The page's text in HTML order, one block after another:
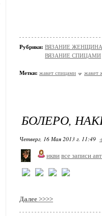
Рубрики: ВЯЗАНИЕ ЖЕНЩИНАМ/
ВЯЗАНИЕ СПИЦАМИ
Метки: жакет спицами жакет
БОЛЕРО,
Четверг, 16 Мая 2013 г. 11:49
икви все записи
Далее >>>>